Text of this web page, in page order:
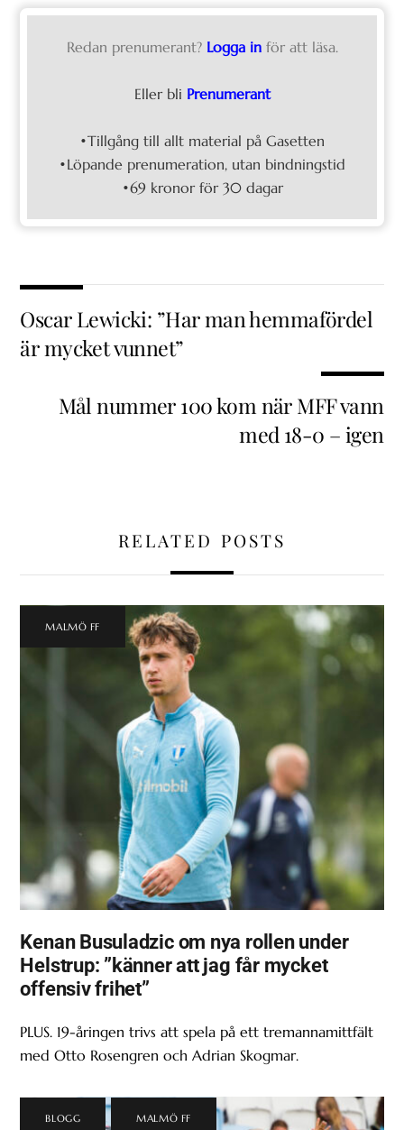
Redan prenumerant? Logga in för att läsa.
Eller bli Prenumerant
•Tillgång till allt material på Gasetten
•Löpande prenumeration, utan bindningstid
•69 kronor för 30 dagar
Oscar Lewicki: ”Har man hemmafördel
är mycket vunnet”
Mål nummer 100 kom när MFF vann
med 18-0 – igen
RELATED POSTS
MALMÖ FF
Kenan Busuladzic om nya rollen under
Helstrup: ”känner att jag får mycket
offensiv frihet”
PLUS. 19-åringen trivs att spela på ett tremannamittfält
med Otto Rosengren och Adrian Skogmar.
BLOGG MALMÖ FF